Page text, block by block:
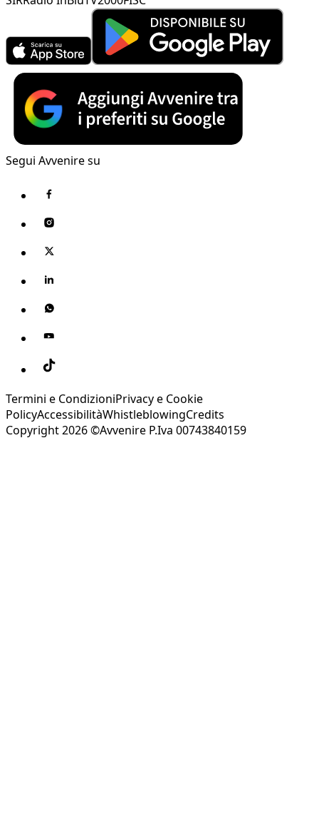
Segui Avvenire su
Termini e CondizioniPrivacy e Cookie
PolicyAccessibilitàWhistleblowingCredits
Copyright 2026 ©Avvenire P.Iva 00743840159